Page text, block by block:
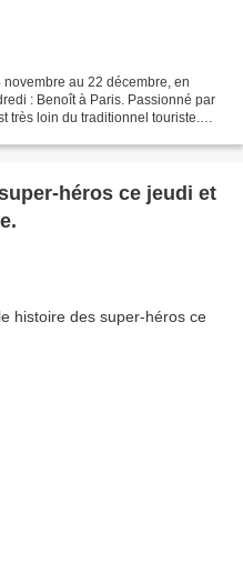
au 22 décembre, en
: Benoît à Paris. Passionné par
très loin du traditionnel touriste.
héros ce jeudi et